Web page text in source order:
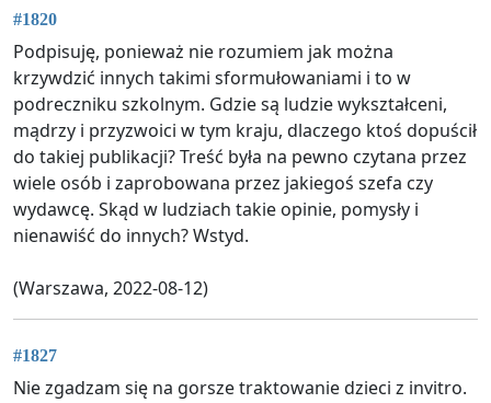
#1820
Podpisuję, ponieważ nie rozumiem jak można
krzywdzić innych takimi sformułowaniami i to w
podreczniku szkolnym. Gdzie są ludzie wykształceni,
mądrzy i przyzwoici w tym kraju, dlaczego ktoś dopuścił
do takiej publikacji? Treść była na pewno czytana przez
wiele osób i zaprobowana przez jakiegoś szefa czy
wydawcę. Skąd w ludziach takie opinie, pomysły i
nienawiść do innych? Wstyd.
(Warszawa, 2022-08-12)
#1827
Nie zgadzam się na gorsze traktowanie dzieci z invitro.